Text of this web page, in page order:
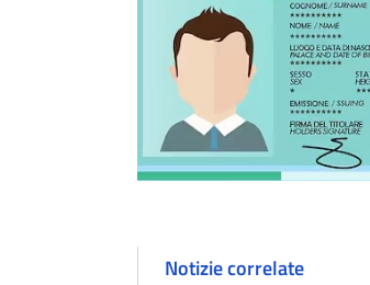
Notizie correlate